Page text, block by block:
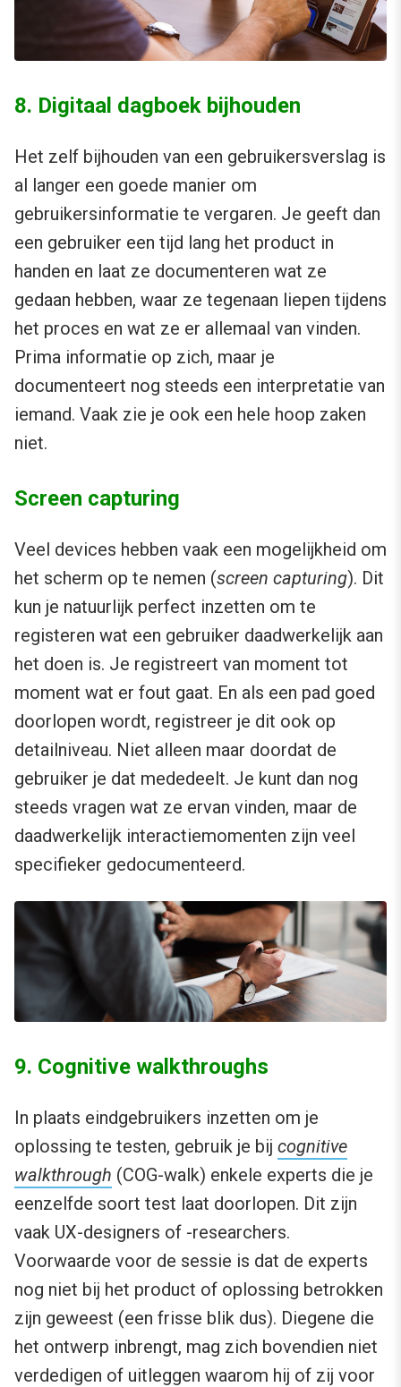
8. Digitaal dagboek bijhouden
Het zelf bijhouden van een gebruikersverslag is
al langer een goede manier om
gebruikersinformatie te vergaren. Je geeft dan
een gebruiker een tijd lang het product in
handen en laat ze documenteren wat ze
gedaan hebben, waar ze tegenaan liepen tijdens
het proces en wat ze er allemaal van vinden.
Prima informatie op zich, maar je
documenteert nog steeds een interpretatie van
iemand. Vaak zie je ook een hele hoop zaken
niet.
Screen capturing
Veel devices hebben vaak een mogelijkheid om
het scherm op te nemen (screen capturing). Dit
kun je natuurlijk perfect inzetten om te
registeren wat een gebruiker daadwerkelijk aan
het doen is. Je registreert van moment tot
moment wat er fout gaat. En als een pad goed
doorlopen wordt, registreer je dit ook op
detailniveau. Niet alleen maar doordat de
gebruiker je dat mededeelt. Je kunt dan nog
steeds vragen wat ze ervan vinden, maar de
daadwerkelijk interactiemomenten zijn veel
specifieker gedocumenteerd.
9. Cognitive walkthroughs
In plaats eindgebruikers inzetten om je
oplossing te testen, gebruik je bij cognitive
walkthrough (COG-walk) enkele experts die je
eenzelfde soort test laat doorlopen. Dit zijn
vaak UX-designers of -researchers.
Voorwaarde voor de sessie is dat de experts
nog niet bij het product of oplossing betrokken
zijn geweest (een frisse blik dus). Diegene die
het ontwerp inbrengt, mag zich bovendien niet
verdedigen of uitleggen waarom hij of zij voor